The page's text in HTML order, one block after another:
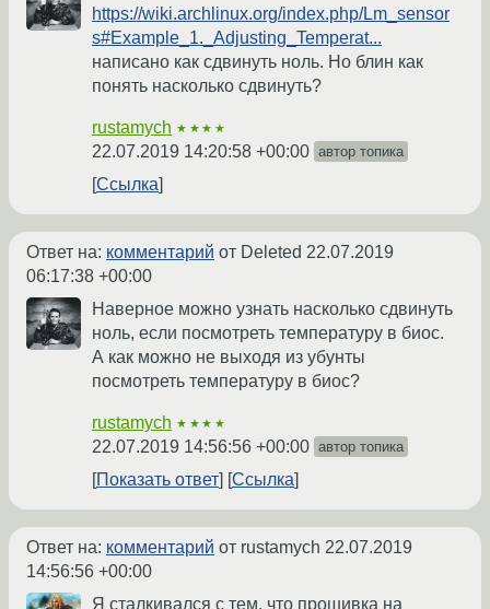
https://wiki.archlinux.org/index.php/Lm_sensor
s#Example_1._Adjusting_Temperat...
написано как сдвинуть ноль. Но блин как
понять насколько сдвинуть?
rustamych ★★★★
22.07.2019 14:20:58 +00:00 автор топика
Ссылка
Ответ на: комментарий от Deleted 22.07.2019
06:17:38 +00:00
Наверное можно узнать насколько сдвинуть
ноль, если посмотреть температуру в биос.
А как можно не выходя из убунты
посмотреть температуру в биос?
rustamych ★★★★
22.07.2019 14:56:56 +00:00 автор топика
Показать ответ Ссылка
Ответ на: комментарий от rustamych 22.07.2019
14:56:56 +00:00
Я сталкивался с тем, что прошивка на